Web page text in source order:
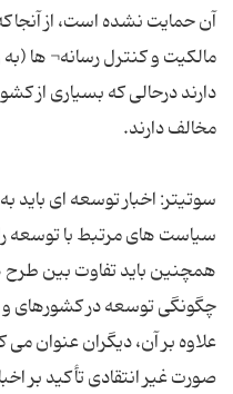
آن حمایت نشده است، از
مالکیت و کنترل رسانه¬ ها (به
دارند درحالی که بسیاری از
سوتیتر: اخبار توسعه ای باید
سیاست های مرتبط با توسعه
همچنین باید تفاوت بین
علاوه بر آن، دیگران عنوان می
صورت غیر انتقادی تأکید بر